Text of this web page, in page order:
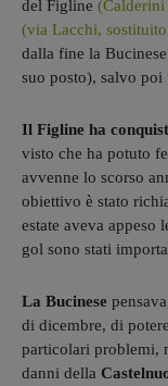
del Figline
(via Lacchi,
dalla fine la
suo posto), salvo poi
Il Figline ha
visto che ha potuto
avvenne lo scorso
obiettivo è stato
estate aveva appeso
gol sono stati
La Bucinese
di dicembre, di
particolari problemi,
danni della